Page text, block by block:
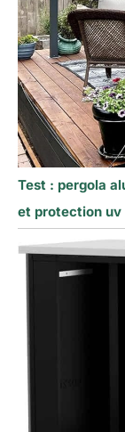
Test : pergola
et protection uv